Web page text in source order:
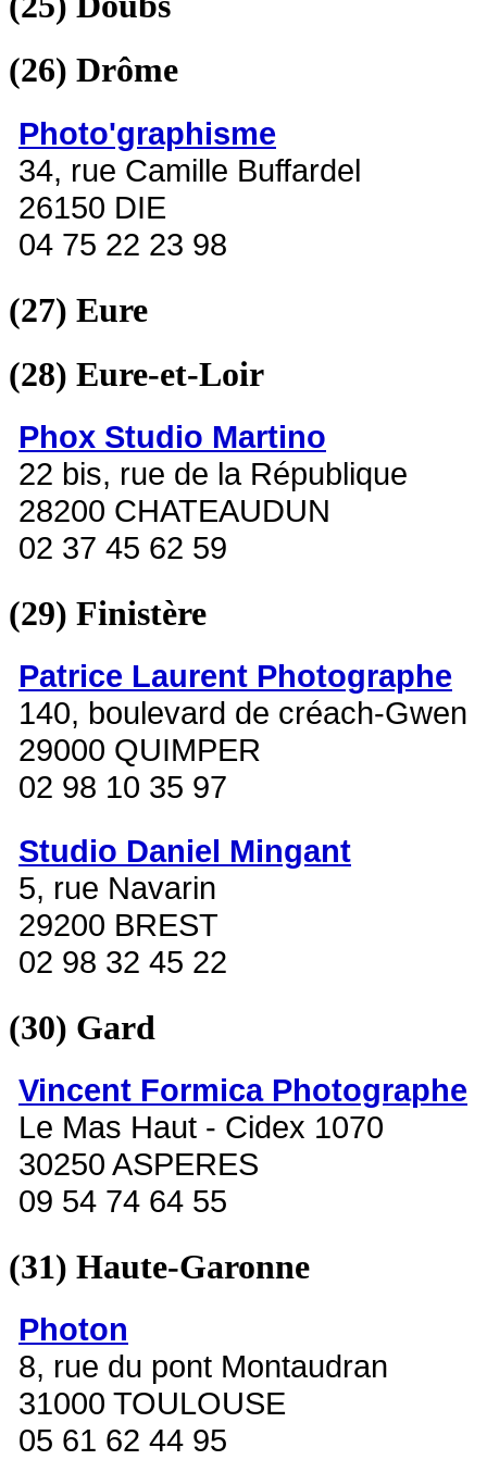
(26) Drôme
Photo'graphisme
34, rue Camille Buffardel
26150 DIE
04 75 22 23 98
(27) Eure
(28) Eure-et-Loir
Phox Studio Martino
22 bis, rue de la République
28200 CHATEAUDUN
02 37 45 62 59
(29) Finistère
Patrice Laurent Photographe
140, boulevard de créach-Gwen
29000 QUIMPER
02 98 10 35 97
Studio Daniel Mingant
5, rue Navarin
29200 BREST
02 98 32 45 22
(30) Gard
Vincent Formica Photographe
Le Mas Haut - Cidex 1070
30250 ASPERES
09 54 74 64 55
(31) Haute-Garonne
Photon
8, rue du pont Montaudran
31000 TOULOUSE
05 61 62 44 95